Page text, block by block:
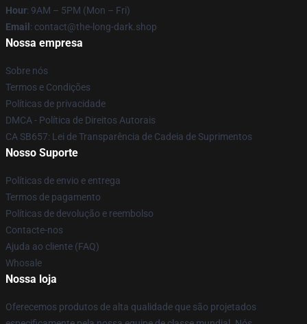
Hour: 9AM – 5PM (Mon – Fri)
Email : contact@the-long-dark.shop
Nossa empresa
Sobre nós
Termos e Condições
Políticas de privacidade
DMCA - Política de Direitos Autorais
CA SB657: Lei de Transparência de Cadeia de Suprimentos
Nosso Suporte
Políticas de envio e entrega
Termos de pagamento
Políticas de devolução e reembolso
Contacte-nos
Ajuda ao cliente (FAQ)
Whosale
Nossa loja
Oferecemos produtos de alta qualidade que são projetados